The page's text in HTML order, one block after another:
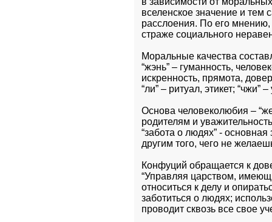
вселенское значение и тем
расслоения. По его мнению,
страже социального
Моральные качества
“жэнь” – гуманность,
искренность, прямота,
“ли” – ритуал, этикет; “чжи”
Основа человеколюбия –
родителям и
“забота о людях” -
другим того, чего не
Конфуций обращается к
“Управляя царством,
относиться к делу и
заботиться о людях;
проводит сквозь все свое